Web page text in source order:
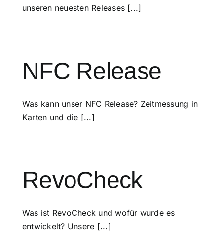
unseren neuesten Releases [...]
NFC Release
Was kann unser NFC Release? Zeitmessung in
Karten und die [...]
RevoCheck
Was ist RevoCheck und wofür wurde es
entwickelt? Unsere [...]